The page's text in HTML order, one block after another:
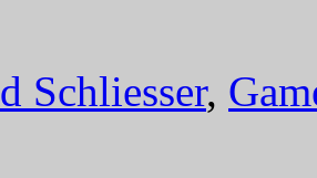
Schliesser,